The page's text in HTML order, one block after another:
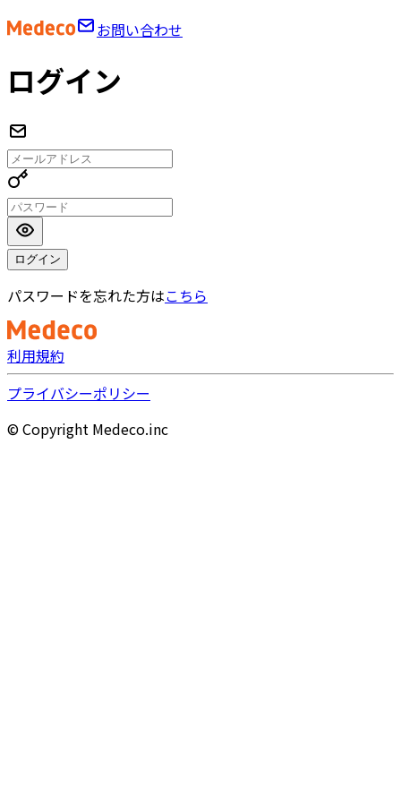
お問い合わせ
ログイン
ログイン
パスワードを忘れた方はこちら
利用規約
プライバシーポリシー
©︎ Copyright Medeco.inc